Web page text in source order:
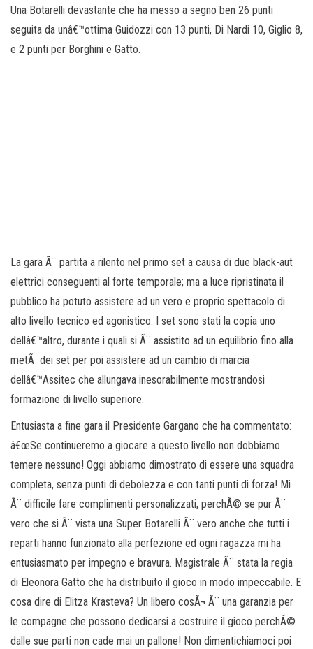
Una Botarelli devastante che ha messo a segno ben 26 punti
seguita da unâ€™ottima Guidozzi con 13 punti, Di Nardi 10, Giglio 8,
e 2 punti per Borghini e Gatto.
La gara Ã¨ partita a rilento nel primo set a causa di due black-aut
elettrici conseguenti al forte temporale; ma a luce ripristinata il
pubblico ha potuto assistere ad un vero e proprio spettacolo di
alto livello tecnico ed agonistico. I set sono stati la copia uno
dellâ€™altro, durante i quali si Ã¨ assistito ad un equilibrio fino alla
metÃ dei set per poi assistere ad un cambio di marcia
dellâ€™Assitec che allungava inesorabilmente mostrandosi
formazione di livello superiore.
Entusiasta a fine gara il Presidente Gargano che ha commentato:
â€œSe continueremo a giocare a questo livello non dobbiamo
temere nessuno! Oggi abbiamo dimostrato di essere una squadra
completa, senza punti di debolezza e con tanti punti di forza! Mi
Ã¨ difficile fare complimenti personalizzati, perchÃ© se pur Ã¨
vero che si Ã¨ vista una Super Botarelli Ã¨ vero anche che tutti i
reparti hanno funzionato alla perfezione ed ogni ragazza mi ha
entusiasmato per impegno e bravura. Magistrale Ã¨ stata la regia
di Eleonora Gatto che ha distribuito il gioco in modo impeccabile. E
cosa dire di Elitza Krasteva? Un libero cosÃ¬ Ã¨ una garanzia per
le compagne che possono dedicarsi a costruire il gioco perchÃ©
dalle sue parti non cade mai un pallone! Non dimentichiamoci poi